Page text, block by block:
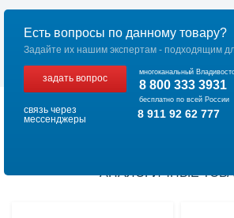
Есть вопросы по данному товару?
Задайте их нашим экспертам - подходящим
задать вопрос
многоканальный
8 800 333 3931
бесплатно по всей России
связь через
мессенджеры
8 911 92 62 777
АНАЛОГИЧНЫЕ